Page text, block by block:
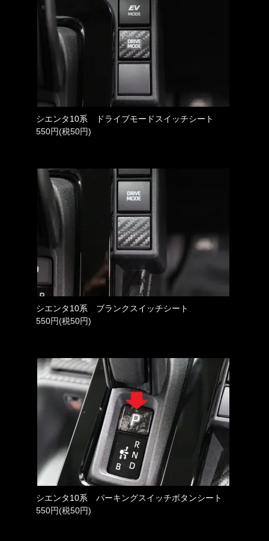
シエンタ10系 ドライブモードスイッチシート
550円(税50円)
シエンタ10系 ブランクスイッチシート
550円(税50円)
シエンタ10系 パーキングスイッチボタンシート
550円(税50円)